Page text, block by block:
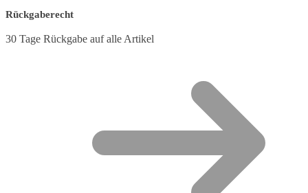
Rückgaberecht
30 Tage Rückgabe auf alle Artikel